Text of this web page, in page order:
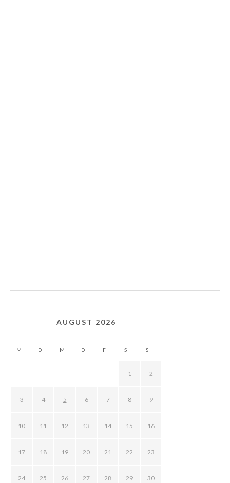
AUGUST 2026
M D M D F S S
1 2
3 4 5 6 7 8 9
10 11 12 13 14 15 16
17 18 19 20 21 22 23
24 25 26 27 28 29 30